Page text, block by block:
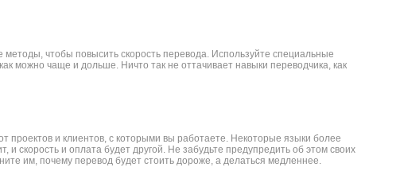
чтобы повысить скорость перевода. Используйте специальные
можно чаще и дольше. Ничто так не оттачивает навыки переводчика, как
проектов и клиентов, с которыми вы работаете. Некоторые языки более
и скорость и оплата будет другой. Не забудьте предупредить об этом своих
им, почему перевод будет стоить дороже, а делаться медленнее.